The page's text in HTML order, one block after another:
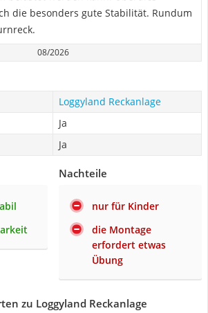
die besonders gute Stabilität. Rundum
08/2026
Loggyland Reckanlage
Ja
Ja
Nachteile
nur für Kinder
die Montage
erfordert etwas
Übung
zu Loggyland Reckanlage